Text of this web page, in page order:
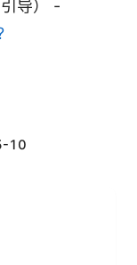
导） -
10